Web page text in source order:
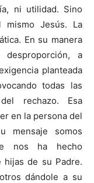
ni utilidad. Sino
mismo Jesús. La
En su manera
a
planteada
todas las
rechazo. Esa
en la persona del
mensaje somos
nos ha hecho
hijas de su Padre.
dándole a su